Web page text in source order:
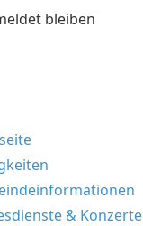
bleiben
& Konzerte